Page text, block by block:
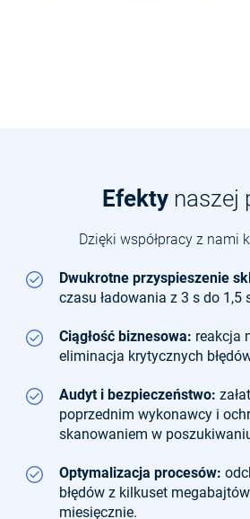
Efekty naszej
Dzięki współpracy z nami
Dwukrotne przyspieszenie
czasu ładowania z 3 s do 1,5
Ciągłość biznesowa: reakcja
eliminacja krytycznych
Audyt i bezpieczeństwo:
poprzednim wykonawcy i
skanowaniem w
Optymalizacja procesów:
błędów z kilkuset
miesięcznie.